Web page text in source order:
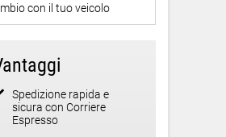
con il tuo veicolo
Spedizione rapida e
sicura con Corriere
Espresso